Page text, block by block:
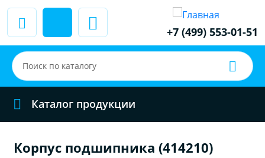
+7 (499) 553-01-51
Каталог продукции
Корпус подшипника (414210)